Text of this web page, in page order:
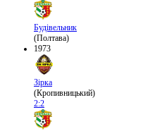
Будівельник
(Полтава)
1973
Зірка
(Кропивницький)
2:2